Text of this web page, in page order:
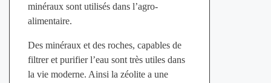
minéraux sont utilisés dans l’agro-
alimentaire.
Des minéraux et des roches, capables de
filtrer et purifier l’eau sont très utiles dans
la vie moderne. Ainsi la zéolite a une